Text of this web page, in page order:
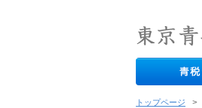
トップページ